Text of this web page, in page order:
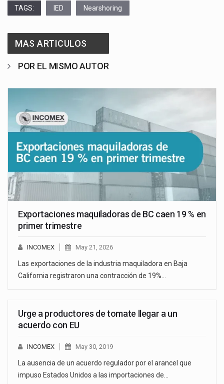
TAGS: IED Nearshoring
MAS ARTICULOS
POR EL MISMO AUTOR
Exportaciones maquiladoras de BC caen 19 % en
primer trimestre
INCOMEX May 21, 2026
Las exportaciones de la industria maquiladora en Baja
California registraron una contracción de 19%…
Urge a productores de tomate llegar a un
acuerdo con EU
INCOMEX May 30, 2019
La ausencia de un acuerdo regulador por el arancel que
impuso Estados Unidos a las importaciones de…